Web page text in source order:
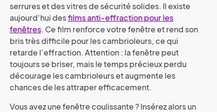
serrures et des vitres de sécurité solides. Il existe
aujourd’hui desfilms anti-effraction pour les
fenêtres. Ce film renforce votre fenêtre et rend son
bris très difficile pour les cambrioleurs, ce qui
retarde l’effraction. Attention : la fenêtre peut
toujours se briser, mais le temps précieux perdu
décourage les cambrioleurs et augmente les
chances de les attraper efficacement.
Vous avez une fenêtre coulissante ? Insérez alors un